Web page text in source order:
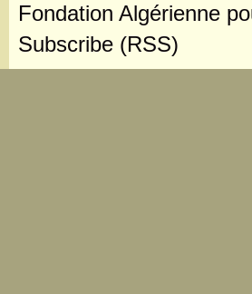
Fondation Algérienne
Subscribe (RSS)